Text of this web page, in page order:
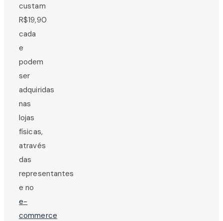
custam
R$19,90
cada
e
podem
ser
adquiridas
nas
lojas
físicas,
através
das
representantes
e no
e-
commerce